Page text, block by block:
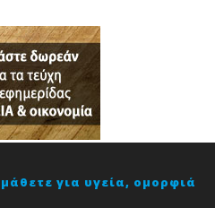
για υγεία, ομορφιά